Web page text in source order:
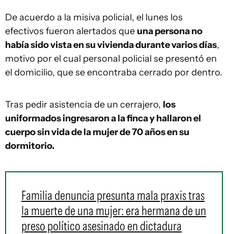
De acuerdo a la misiva policial, el lunes los
efectivos fueron alertados que una persona no
había sido vista en su vivienda durante varios días,
motivo por el cual personal policial se presentó en
el domicilio, que se encontraba cerrado por dentro.
Tras pedir asistencia de un cerrajero, los
uniformados ingresaron a la finca y hallaron el
cuerpo sin vida de la mujer de 70 años en su
dormitorio.
Familia denuncia presunta mala praxis tras
la muerte de una mujer: era hermana de un
preso político asesinado en dictadura